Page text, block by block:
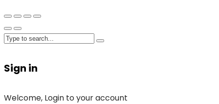
Sign in
Welcome, Login to your account